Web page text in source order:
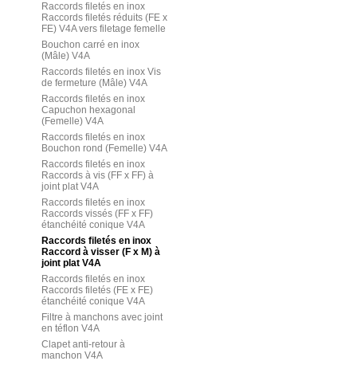
Raccords filetés en inox
Raccords filetés réduits (FE x
FE) V4A vers filetage femelle
Bouchon carré en inox
(Mâle) V4A
Raccords filetés en inox Vis
de fermeture (Mâle) V4A
Raccords filetés en inox
Capuchon hexagonal
(Femelle) V4A
Raccords filetés en inox
Bouchon rond (Femelle) V4A
Raccords filetés en inox
Raccords à vis (FF x FF) à
joint plat V4A
Raccords filetés en inox
Raccords vissés (FF x FF)
étanchéité conique V4A
Raccords filetés en inox
Raccord à visser (F x M) à
joint plat V4A
Raccords filetés en inox
Raccords filetés (FE x FE)
étanchéité conique V4A
Filtre à manchons avec joint
en téflon V4A
Clapet anti-retour à
manchon V4A